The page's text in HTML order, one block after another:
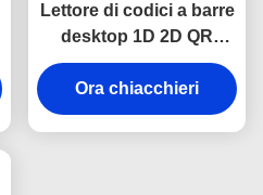
Lettore di codici a barre
desktop 1D 2D QR
gratuito per sistemi di
pagamento di
supermercati / POS
Ora chiacchieri